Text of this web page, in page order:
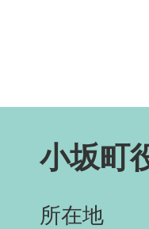
小坂町
所在地